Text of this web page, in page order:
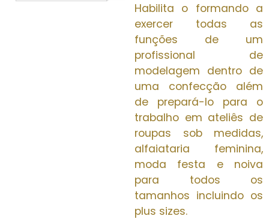
Habilita o formando a
exercer todas as
funções de um
profissional de
modelagem dentro de
uma confecção além
de prepará-lo para o
trabalho em ateliês de
roupas sob medidas,
alfaiataria feminina,
moda festa e noiva
para todos os
tamanhos incluindo os
plus sizes.